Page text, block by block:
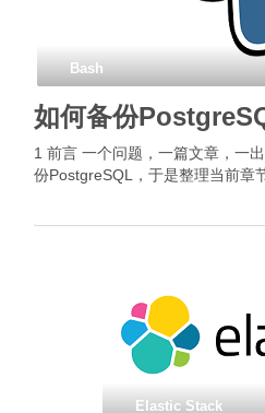
Bash
如何备份
1 前言 一个问题，一篇文章，一
份PostgreSQL，于是整理当前章
Elastic Stack